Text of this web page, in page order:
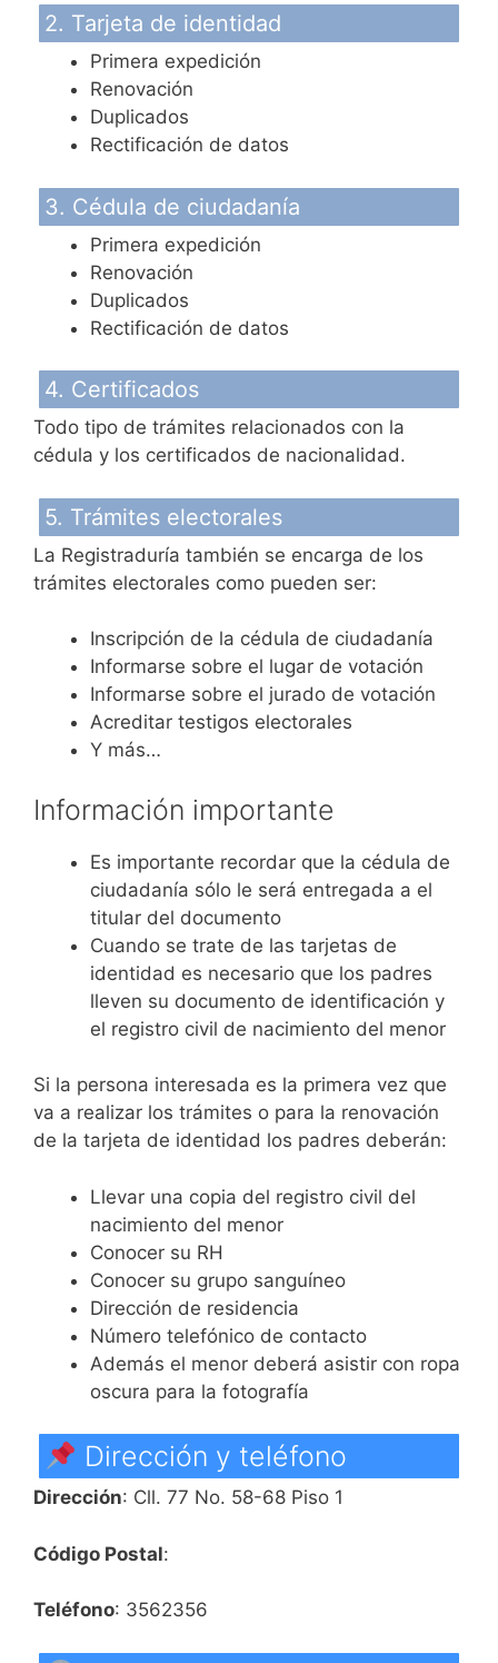
2. Tarjeta de identidad
Primera expedición
Renovación
Duplicados
Rectificación de datos
3. Cédula de ciudadanía
Primera expedición
Renovación
Duplicados
Rectificación de datos
4. Certificados
Todo tipo de trámites relacionados con la
cédula y los certificados de nacionalidad.
5. Trámites electorales
La Registraduría también se encarga de los
trámites electorales como pueden ser:
Inscripción de la cédula de ciudadanía
Informarse sobre el lugar de votación
Informarse sobre el jurado de votación
Acreditar testigos electorales
Y más…
Información importante
Es importante recordar que la cédula de
ciudadanía sólo le será entregada a el
titular del documento
Cuando se trate de las tarjetas de
identidad es necesario que los padres
lleven su documento de identificación y
el registro civil de nacimiento del menor
Si la persona interesada es la primera vez que
va a realizar los trámites o para la renovación
de la tarjeta de identidad los padres deberán:
Llevar una copia del registro civil del
nacimiento del menor
Conocer su RH
Conocer su grupo sanguíneo
Dirección de residencia
Número telefónico de contacto
Además el menor deberá asistir con ropa
oscura para la fotografía
Dirección y teléfono
Dirección: Cll. 77 No. 58-68 Piso 1
Código Postal:
Teléfono: 3562356